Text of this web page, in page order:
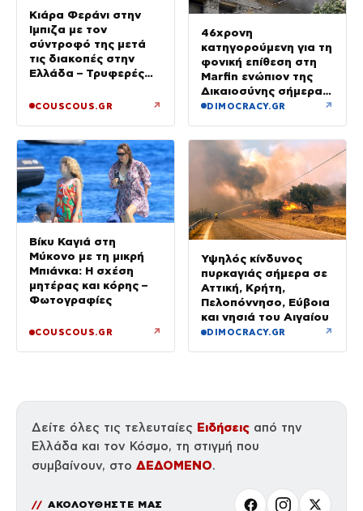
Κιάρα Φεράνι στην
Ίμπιζα με τον
σύντροφό της μετά
τις διακοπές στην
Ελλάδα – Τρυφερές
COUSCOUS.GR ↗
46χρονη
κατηγορούμενη για τη
φονική επίθεση στη
Marfin ενώπιον της
Δικαιοσύνης σήμερα –
Τα στοιχεία που την
DIMOCRACY.GR ↗
Βίκυ Καγιά στη
Μύκονο με τη μικρή
Μπιάνκα: Η σχέση
μητέρας και κόρης –
Φωτογραφίες
COUSCOUS.GR ↗
Υψηλός κίνδυνος
πυρκαγιάς σήμερα σε
Αττική, Κρήτη,
Πελοπόννησο, Εύβοια
και νησιά του Αιγαίου
DIMOCRACY.GR ↗
Δείτε όλες τις τελευταίες Ειδήσεις από την
Ελλάδα και τον Κόσμο, τη στιγμή που
συμβαίνουν, στο ΔΕΔΟΜΕΝΟ.
ΑΚΟΛΟΥΘΗΣΤΕ ΜΑΣ